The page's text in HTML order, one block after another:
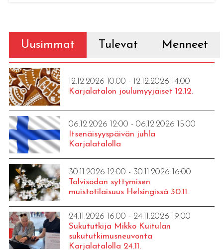
Uusimmat Tulevat Menneet
12.12.2026 10:00 - 12.12.2026 14:00
Karjalatalon joulumyyjäiset 12.12.
06.12.2026 12:00 - 06.12.2026 15:00
Itsenäisyyspäivän juhla
Karjalatalolla
30.11.2026 12:00 - 30.11.2026 16:00
Talvisodan syttymisen
muistotilaisuus Helsingissä 30.11.
24.11.2026 16:00 - 24.11.2026 19:00
Sukututkija Mikko Kuitulan
sukututkimusneuvonta
Karjalatalolla 24.11.